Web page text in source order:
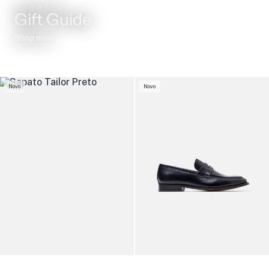
Gift Guide
Novo Novo